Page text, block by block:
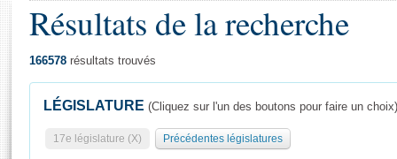
Général
Résultats de la recherche
166578 résultats trouvés
LÉGISLATURE (Cliquez sur l'un des boutons pour faire un choix)
17e législature (X) Précédentes législatures